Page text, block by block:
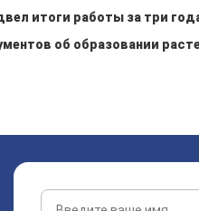
итоги работы за три
об образовании